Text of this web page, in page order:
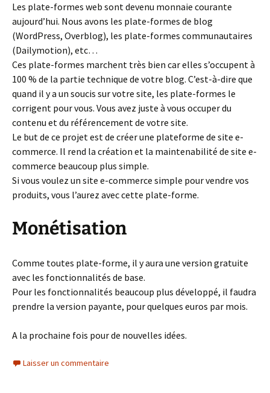
Les plate-formes web sont devenu monnaie courante
aujourd’hui. Nous avons les plate-formes de blog
(WordPress, Overblog), les plate-formes communautaires
(Dailymotion), etc…
Ces plate-formes marchent très bien car elles s’occupent à
100 % de la partie technique de votre blog. C’est-à-dire que
quand il y a un soucis sur votre site, les plate-formes le
corrigent pour vous. Vous avez juste à vous occuper du
contenu et du référencement de votre site.
Le but de ce projet est de créer une plateforme de site e-
commerce. Il rend la création et la maintenabilité de site e-
commerce beaucoup plus simple.
Si vous voulez un site e-commerce simple pour vendre vos
produits, vous l’aurez avec cette plate-forme.
Monétisation
Comme toutes plate-forme, il y aura une version gratuite
avec les fonctionnalités de base.
Pour les fonctionnalités beaucoup plus développé, il faudra
prendre la version payante, pour quelques euros par mois.
A la prochaine fois pour de nouvelles idées.
Laisser un commentaire